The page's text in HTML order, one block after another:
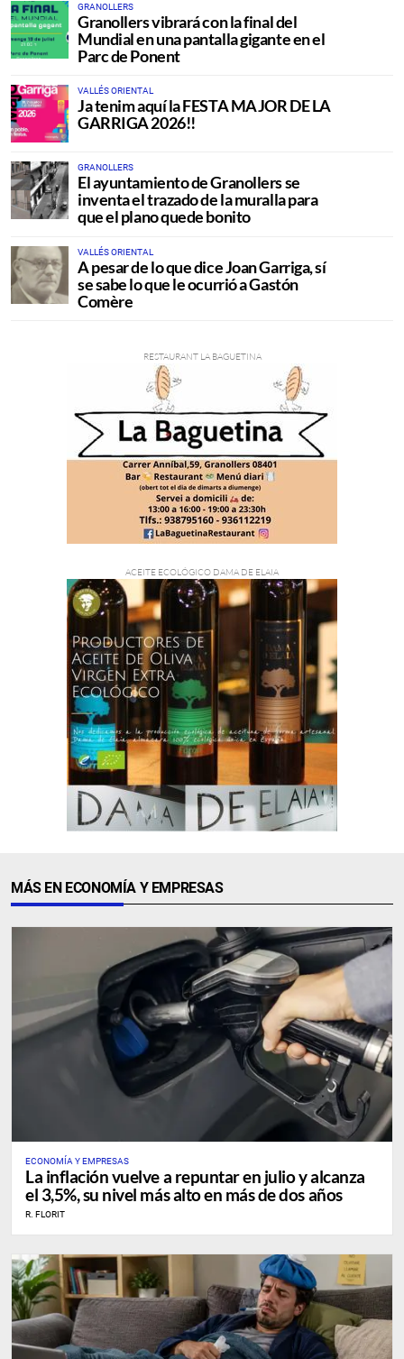
GRANOLLERS
Granollers vibrará con la final del
Mundial en una pantalla gigante en el
Parc de Ponent
VALLÉS ORIENTAL
Ja tenim aquí la FESTA MAJOR DE LA
GARRIGA 2026!!
GRANOLLERS
El ayuntamiento de Granollers se
inventa el trazado de la muralla para
que el plano quede bonito
VALLÉS ORIENTAL
A pesar de lo que dice Joan Garriga, sí
se sabe lo que le ocurrió a Gastón
Comère
MÁS EN ECONOMÍA Y EMPRESAS
ECONOMÍA Y EMPRESAS
La inflación vuelve a repuntar en julio y alcanza
el 3,5%, su nivel más alto en más de dos años
R. FLORIT